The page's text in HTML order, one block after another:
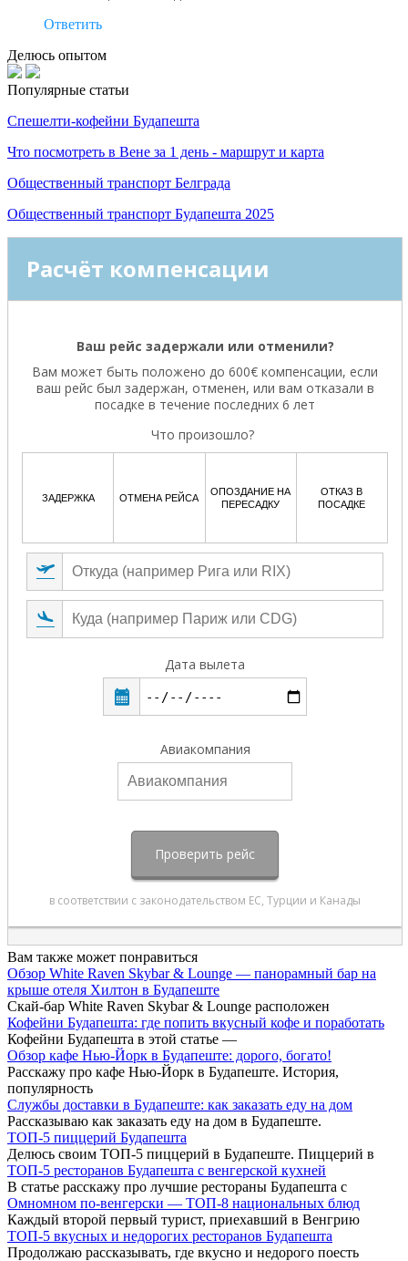
Ответить
Делюсь опытом
Популярные статьи
Спешелти-кофейни Будапешта
Что посмотреть в Вене за 1 день - маршрут и карта
Общественный транспорт Белграда
Общественный транспорт Будапешта 2025
Вам также может понравиться
Обзор White Raven Skybar & Lounge — панорамный бар на
крыше отеля Хилтон в Будапеште
Скай-бар White Raven Skybar & Lounge расположен
Кофейни Будапешта: где попить вкусный кофе и поработать
Кофейни Будапешта в этой статье —
Обзор кафе Нью-Йорк в Будапеште: дорого, богато!
Расскажу про кафе Нью-Йорк в Будапеште. История,
популярность
Службы доставки в Будапеште: как заказать еду на дом
Рассказываю как заказать еду на дом в Будапеште.
ТОП-5 пиццерий Будапешта
Делюсь своим ТОП-5 пиццерий в Будапеште. Пиццерий в
ТОП-5 ресторанов Будапешта с венгерской кухней
В статье расскажу про лучшие рестораны Будапешта с
Омномном по-венгерски — ТОП-8 национальных блюд
Каждый второй первый турист, приехавший в Венгрию
ТОП-5 вкусных и недорогих ресторанов Будапешта
Продолжаю рассказывать, где вкусно и недорого поесть